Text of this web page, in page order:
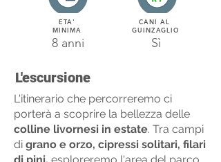
ETA'
MINIMA
8 anni
CANI AL
GUINZAGLIO
Sì
L'escursione
L'itinerario che percorreremo ci
porterà a scoprire la bellezza delle
colline livornesi in estate. Tra campi
di grano e orzo, cipressi solitari, filari